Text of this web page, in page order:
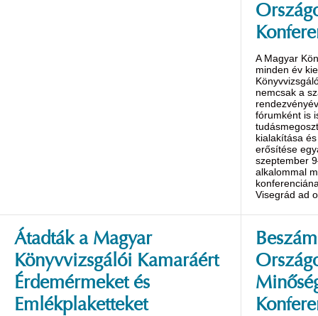
A Magyar
minden év
nemcsak a
fórumként is
kialakítása
erősítése
szeptember
alkalommal
Visegrád ad
Átadták a Magyar
Könyvvizsgálói Kamaráért
Érdemérmeket és
Emlékplaketteket